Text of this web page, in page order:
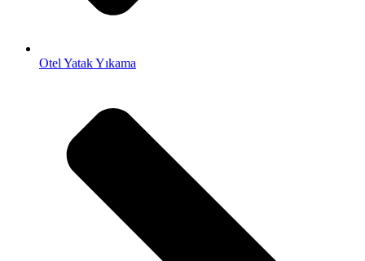
Otel Yatak Yıkama